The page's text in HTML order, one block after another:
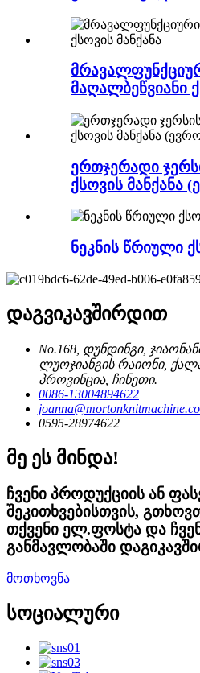
მაღალბეწვიანი
ერთჯერადი
ქსოვის მანქანა
ნეკნის წრიული
დაგვიკავშირდით
No.168, დუნდინგი,
ლუოჯიანგის რაიონი,
პროვინცია, ჩინეთი.
0086-13004894622
0595-28974622
მე ეს მინდა!
ჩვენი პროდუქციის ან
შეკითხვებისთვის,
თქვენი ელ.ფოსტა და
განმავლობაში
მოთხოვნა
სოციალური